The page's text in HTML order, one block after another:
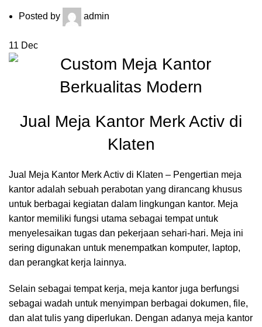
Posted by admin
11 Dec
Jual Meja Kantor Merk Activ di
Klaten
Jual Meja Kantor Merk Activ di Klaten – Pengertian meja
kantor adalah sebuah perabotan yang dirancang khusus
untuk berbagai kegiatan dalam lingkungan kantor. Meja
kantor memiliki fungsi utama sebagai tempat untuk
menyelesaikan tugas dan pekerjaan sehari-hari. Meja ini
sering digunakan untuk menempatkan komputer, laptop,
dan perangkat kerja lainnya.
Selain sebagai tempat kerja, meja kantor juga berfungsi
sebagai wadah untuk menyimpan berbagai dokumen, file,
dan alat tulis yang diperlukan. Dengan adanya meja kantor